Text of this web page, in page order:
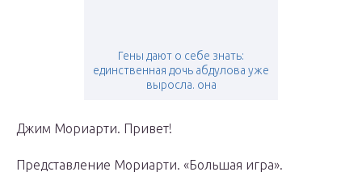
Гены дают о себе знать:
единственная дочь абдулова уже
выросла. она
Джим Мориарти. Привет!
Представление Мориарти. «Большая игра».